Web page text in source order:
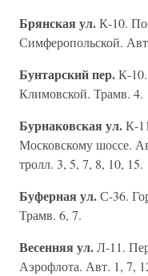
Брянская ул.К-10.
Симферопольской.
Бунтарский пер.К-
Климовской. Трамв. 4.
Бурнаковская ул.К-
Московскому шоссе.
тролл. 3, 5, 7, 8, 10, 15.
Буферная ул.С-36.
Трамв. 6, 7.
Весенняя ул.Л-11.
Аэрофлота. Авт. 1, 7,